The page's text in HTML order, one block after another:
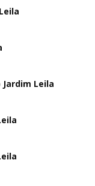
Leila